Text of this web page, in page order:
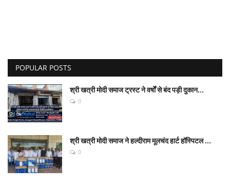
POPULAR POSTS
श्री खत्री मोदी समाज ट्रस्ट ने वर्षों से बंद पड़ी दुकान...
0
श्री खत्री मोदी समाज ने हल्दीराम मूलचंद हार्ट हॉस्पिटल ...
0